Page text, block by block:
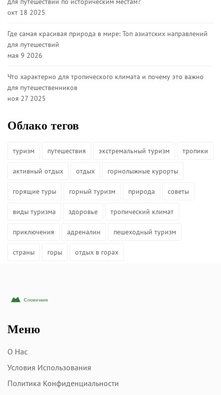
окт 18 2025
Где самая красивая природа в мире: Топ азиатских направлений
для путешествий
мая 9 2026
Что характерно для тропического климата и почему это важно
для путешественников
ноя 27 2025
Облако тегов
туризм путешествия экстремальный туризм тропики
активный отдых отдых горнолыжные курорты
горящие туры горный туризм природа советы
виды туризма здоровье тропический климат
приключения адреналин пешеходный туризм
страны горы отдых в горах
Меню
О Нас
Условия Использования
Политика Конфиденциальности